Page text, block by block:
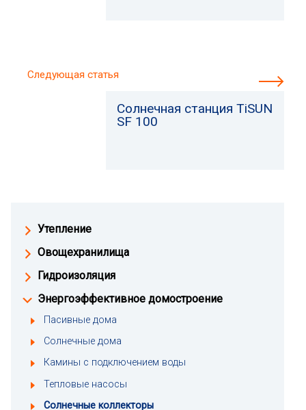
Утепление
Овощехранилища
Гидроизоляция
Энергоэффективное домостроение
Пасивные дома
Солнечные дома
Камины с подключением воды
Тепловые насосы
Солнечные коллекторы
Следующая статья
Солнечная станция TiSUN
SF 100